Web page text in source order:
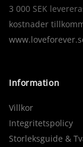
3 000 SEK
kostnader
Information
Villkor
Integritetspolicy
Storleksguide &